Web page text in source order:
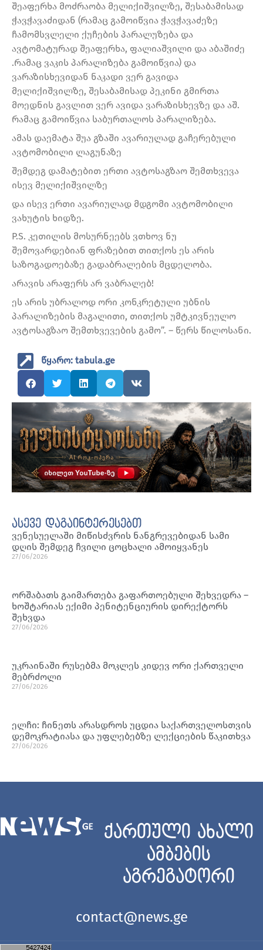
შეაფერხა მოძრაობა მელიქიშვილზე, შესაბამისად
ჭავჭავაძიდან (რამაც გამოიწვია ჭავჭავაძეზე
ჩამომსვლელი ქუჩების პარალუზება და
ავტომატურად შეაფერხა, ფალიაშვილი და აბაშიძე
.რამაც ვაკის პარალიზება გამოიწვია) და
ვარაზისხევიდან ნაკადი ვერ გავიდა
მელიქიშვილზე, შესაბამისად პეკინი გმირთა
მოედნის გავლით ვერ ავიდა ვარაზისხევზე და აშ.
რამაც გამოიწვია საბურთალოს პარალიზება.
ამას დაემატა შუა გზაში ავარიულად გაჩერებული
ავტომობილი ლაგუნაზე
შემდეგ დამატებით ერთი ავტოსაგზაო შემთხვევა
ისევ მელიქიშვილზე
და ისევ ერთი ავარიულად მდგომი ავტომობილი
ვახუტის ხიდზე.
P.S. კეთილის მოსურნეებს ვთხოვ ნუ
შემოვარდებიან ფრაზებით თითქოს ეს არის
საზოგადოებაზე გადაბრალების მცდელობა.
არავის არაფერს არ ვაბრალებ!
ეს არის უბრალოდ ორი კონკრეტული უბნის
პარალიზების მაგალითი, თითქოს უმტკივნეულო
ავტოსაგზაო შემთხვევების გამო”. – წერს წილოსანი.
წყარო: tabula.ge
ასევე დაგაინტერესებთ
ვენესუელაში მიწისძვრის ნანგრევებიდან სამი
დღის შემდეგ ჩვილი ცოცხალი ამოიყვანეს
27/06/2026
ორშაბათს გაიმართება გაფართოებული შეხვედრა –
ხოშტარიას ექიმი პენიტენციურის დირექტორს
შეხვდა
27/06/2026
უკრაინაში რუსებმა მოკლეს კიდევ ორი ქართველი
მებრძოლი
27/06/2026
ელჩი: ჩინეთს არასდროს უცდია საქართველოსთვის
დემოკრატიასა და უფლებებზე ლექციების წაკითხვა
27/06/2026
ქართული ახალი
ამბების
აგრეგატორი
contact@news.ge